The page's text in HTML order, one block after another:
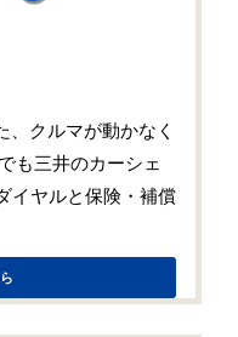
、クルマが動かなく
も三井のカーシェ
イヤルと保険・補償